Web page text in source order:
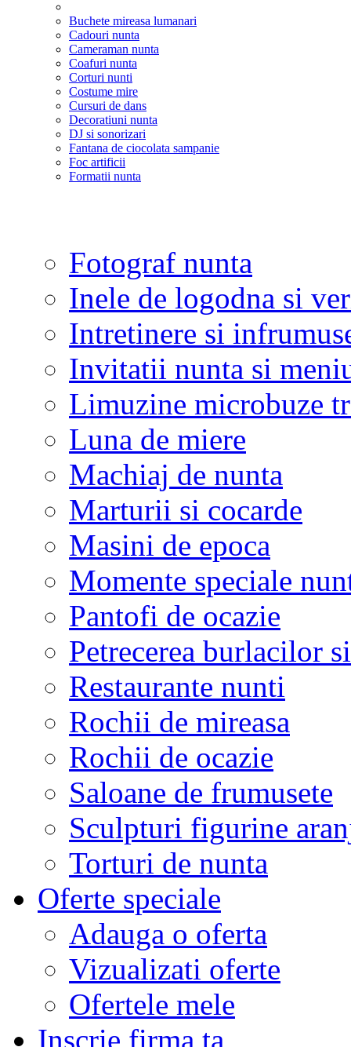
Buchete mireasa lumanari
Cadouri nunta
Cameraman nunta
Coafuri nunta
Corturi nunti
Costume mire
Cursuri de dans
Decoratiuni nunta
DJ si sonorizari
Fantana de ciocolata sampanie
Foc artificii
Formatii nunta
Fotograf nunta
Inele de logodna si
Intretinere si
Invitatii nunta si
Limuzine microbuze
Luna de miere
Machiaj de nunta
Marturii si cocarde
Masini de epoca
Momente speciale
Pantofi de ocazie
Petrecerea burlacilor
Restaurante nunti
Rochii de mireasa
Rochii de ocazie
Saloane de frumusete
Sculpturi figurine
Torturi de nunta
Oferte speciale
Adauga o oferta
Vizualizati oferte
Ofertele mele
Inscrie firma ta